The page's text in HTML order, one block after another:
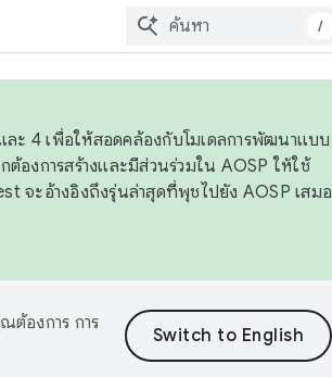
/
ะ 4 เพื่อให้สอดคล้องกับโมเดลการพัฒนาแบบ
องการสร้างและมีส่วนร่วมใน AOSP ให้ใช้
จะอ้างอิงถึงรุ่นล่าสุดที่พุชไปยัง AOSP เสมอ
ต้องการ การ